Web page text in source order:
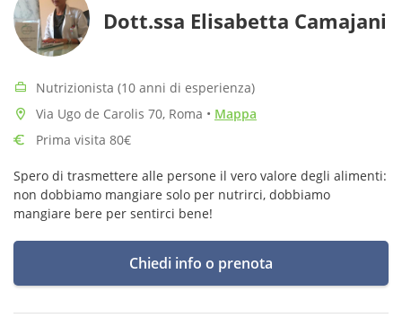
Dott.ssa Elisabetta Camajani
Nutrizionista (10 anni di esperienza)
Via Ugo de Carolis 70, Roma • Mappa
Prima visita 80€
Spero di trasmettere alle persone il vero valore degli alimenti:
non dobbiamo mangiare solo per nutrirci, dobbiamo
mangiare bere per sentirci bene!
Chiedi info o prenota